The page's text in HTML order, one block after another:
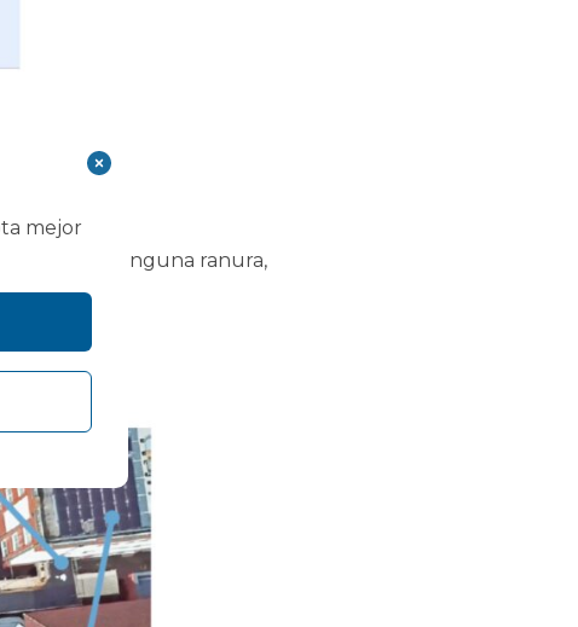
omitido ninguna ranura,
mejor